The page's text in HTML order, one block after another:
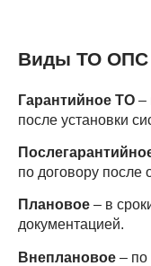
Виды ТО ОПС
Гарантийное ТО –
после установки
по договору после
Плановое – в
документацией.
Внеплановое – по